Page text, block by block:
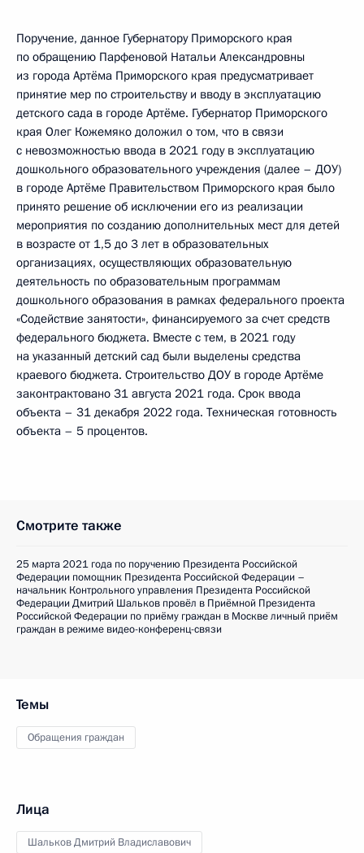
Поручение, данное Губернатору Приморского края
по обращению Парфеновой Натальи Александровны
из города Артёма Приморского края предусматривает
принятие мер по строительству и вводу в эксплуатацию
детского сада в городе Артёме. Губернатор Приморского
края Олег Кожемяко доложил о том, что в связи
с невозможностью ввода в 2021 году в эксплуатацию
дошкольного образовательного учреждения (далее – ДОУ)
в городе Артёме Правительством Приморского края было
принято решение об исключении его из реализации
мероприятия по созданию дополнительных мест для детей
в возрасте от 1,5 до 3 лет в образовательных
организациях, осуществляющих образовательную
деятельность по образовательным программам
дошкольного образования в рамках федерального проекта
«Содействие занятости», финансируемого за счет средств
федерального бюджета. Вместе с тем, в 2021 году
на указанный детский сад были выделены средства
краевого бюджета. Строительство ДОУ в городе Артёме
законтрактовано 31 августа 2021 года. Срок ввода
объекта – 31 декабря 2022 года. Техническая готовность
объекта – 5 процентов.
Смотрите также
25 марта 2021 года по поручению Президента Российской
Федерации помощник Президента Российской Федерации –
начальник Контрольного управления Президента Российской
Федерации Дмитрий Шальков провёл в Приёмной Президента
Российской Федерации по приёму граждан в Москве личный приём
граждан в режиме видео-конференц-связи
Темы
Обращения граждан
Лица
Шальков Дмитрий Владиславович